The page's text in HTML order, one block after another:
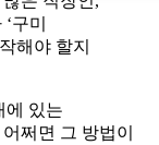
구미
해야 할지
에 있는
쩌면 그 방법이